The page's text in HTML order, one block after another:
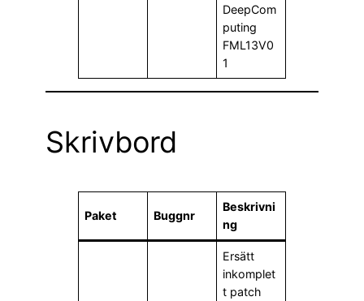
DeepCom
puting
FML13V0
1
Skrivbord
Paket Buggnr
Beskrivni
ng
Ersätt
inkomplet
t patch